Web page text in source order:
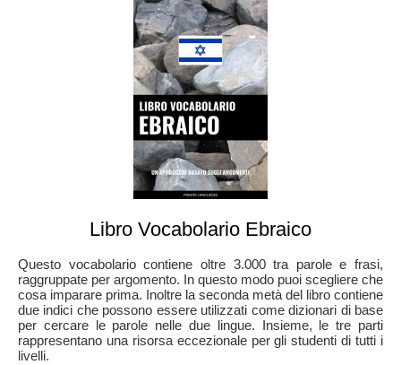
Libro Vocabolario Ebraico
Questo vocabolario contiene oltre 3.000 tra parole e frasi,
raggruppate per argomento. In questo modo puoi scegliere che
cosa imparare prima. Inoltre la seconda metà del libro contiene
due indici che possono essere utilizzati come dizionari di base
per cercare le parole nelle due lingue. Insieme, le tre parti
rappresentano una risorsa eccezionale per gli studenti di tutti i
livelli.